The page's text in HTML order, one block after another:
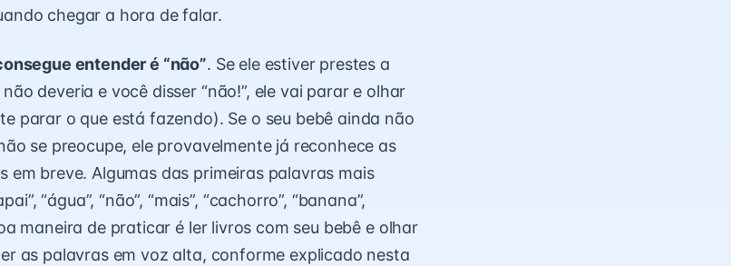
chegar a hora de falar.
entender é “não”. Se ele estiver prestes a
deveria e você disser “não!”, ele vai parar e olhar
parar o que está fazendo). Se o seu bebê ainda não
se preocupe, ele provavelmente já reconhece as
em breve. Algumas das primeiras palavras mais
“água”, “não”, “mais”, “cachorro”, “banana”,
maneira de praticar é ler livros com seu bebê e olhar
as palavras em voz alta, conforme explicado nesta